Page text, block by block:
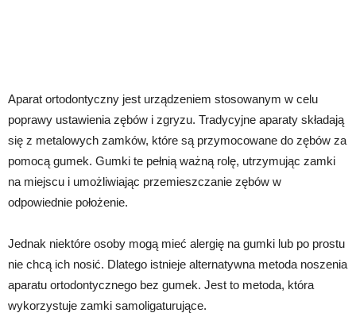
Aparat ortodontyczny jest urządzeniem stosowanym w celu
poprawy ustawienia zębów i zgryzu. Tradycyjne aparaty składają
się z metalowych zamków, które są przymocowane do zębów za
pomocą gumek. Gumki te pełnią ważną rolę, utrzymując zamki
na miejscu i umożliwiając przemieszczanie zębów w
odpowiednie położenie.
Jednak niektóre osoby mogą mieć alergię na gumki lub po prostu
nie chcą ich nosić. Dlatego istnieje alternatywna metoda noszenia
aparatu ortodontycznego bez gumek. Jest to metoda, która
wykorzystuje zamki samoligaturujące.